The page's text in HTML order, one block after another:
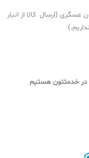
عسگری (ارسال کالا از انبار